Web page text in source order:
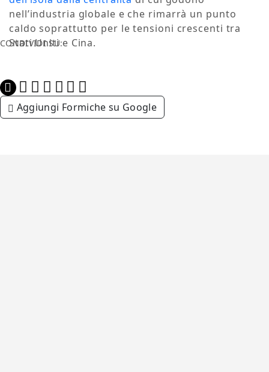
nell’industria globale e che rimarrà un punto
caldo soprattutto per le tensioni crescenti tra
Stati Uniti e Cina.
CONDIVIDI SU:
Aggiungi Formiche su Google